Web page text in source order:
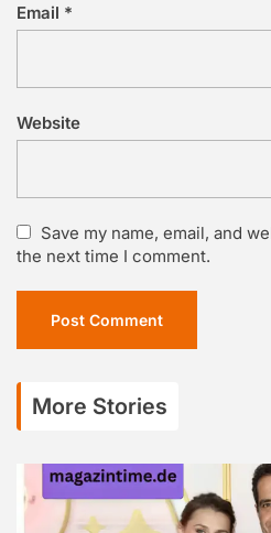
Email *
Website
Save my name, email, and
the next time I comment.
More Stories